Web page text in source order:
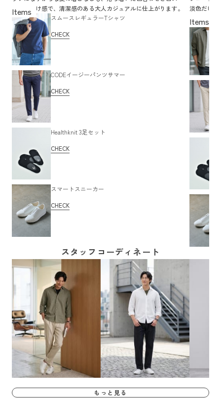
カーの抜け感で、清潔感のある大人カジュアルに仕上がります。
スムースレギュラーTシャツ
CHECK
CODEイージーパンツサマー
CHECK
Healthknit 3足セット
CHECK
スマートスニーカー
CHECK
淡色だけ
すぎず大
スタッフコーディネート
もっと見る